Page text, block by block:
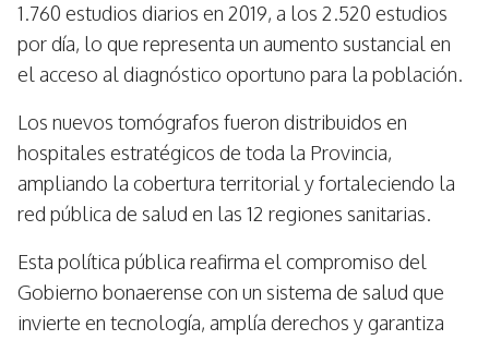
1.760 estudios diarios en 2019, a los 2.520 estudios
por día, lo que representa un aumento sustancial en
el acceso al diagnóstico oportuno para la población.
Los nuevos tomógrafos fueron distribuidos en
hospitales estratégicos de toda la Provincia,
ampliando la cobertura territorial y fortaleciendo la
red pública de salud en las 12 regiones sanitarias.
Esta política pública reafirma el compromiso del
Gobierno bonaerense con un sistema de salud que
invierte en tecnología, amplía derechos y garantiza